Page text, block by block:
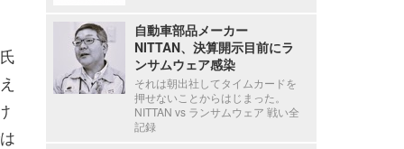
自動車部品メーカー
NITTAN、決算開示目前にラ
ンサムウェア感染
それは朝出社してタイムカードを
押せないことからはじまった。
NITTAN vs ランサムウェア 戦い全
記録